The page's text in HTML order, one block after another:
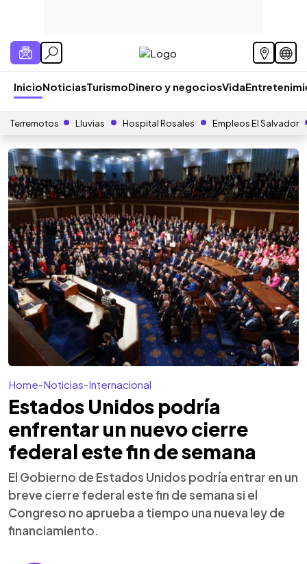
InicioNoticiasTurismoDinero y negociosVida
Terremotos Lluvias Hospital Rosales Empleos El Salvador
Home-Noticias-Internacional
Estados Unidos podría
enfrentar un nuevo cierre
federal este fin de semana
El Gobierno de Estados Unidos podría entrar en un
breve cierre federal este fin de semana si el
Congreso no aprueba a tiempo una nueva ley de
financiamiento.